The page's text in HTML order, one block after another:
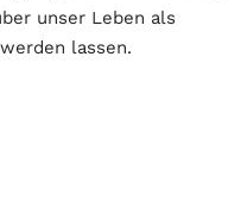
unser Leben als
lassen.